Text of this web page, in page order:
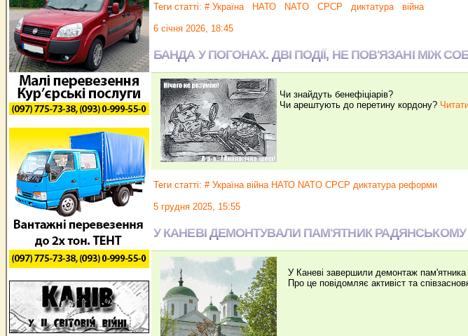
Теги статті: # Україна НАТО NATO СРСР диктатура війна
6 січня 2026, 18:45
БАНДА У ПОГОНАХ. ДВІ ПОДІЇ, НЕ ПОВ'ЯЗАНІ МІЖ
Чи знайдуть бенефіціарів?
Чи арештують до перетину кордону?
Теги статті: # Україна війна НАТО NATO СРСР диктатура реформи
5 грудня 2025, 15:55
У КАНЕВІ ДЕМОНТУВАЛИ ПАМ'ЯТНИК
У Каневі завершили демонтаж
Про це повідомляє активіст та